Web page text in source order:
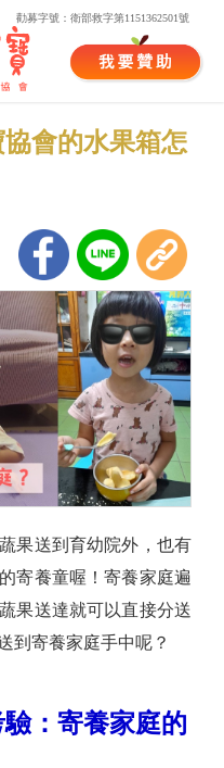
勸募字號：衛部救字第1151362501號
會的水果箱怎
果送到育幼院外，也有
寄養童喔！寄養家庭遍
果送達就可以直接分送
到寄養家庭手中呢？
：寄養家庭的